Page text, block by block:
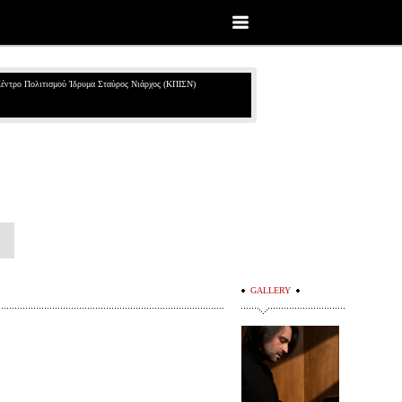
Πολιτισμού Ίδρυμα Σταύρος Νιάρχος (ΚΠΙΣΝ)
GALLERY